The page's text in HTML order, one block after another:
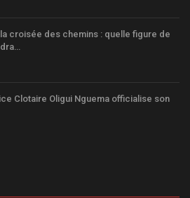
croisée des chemins : quelle figure de
Clotaire Oligui Nguema officialise son